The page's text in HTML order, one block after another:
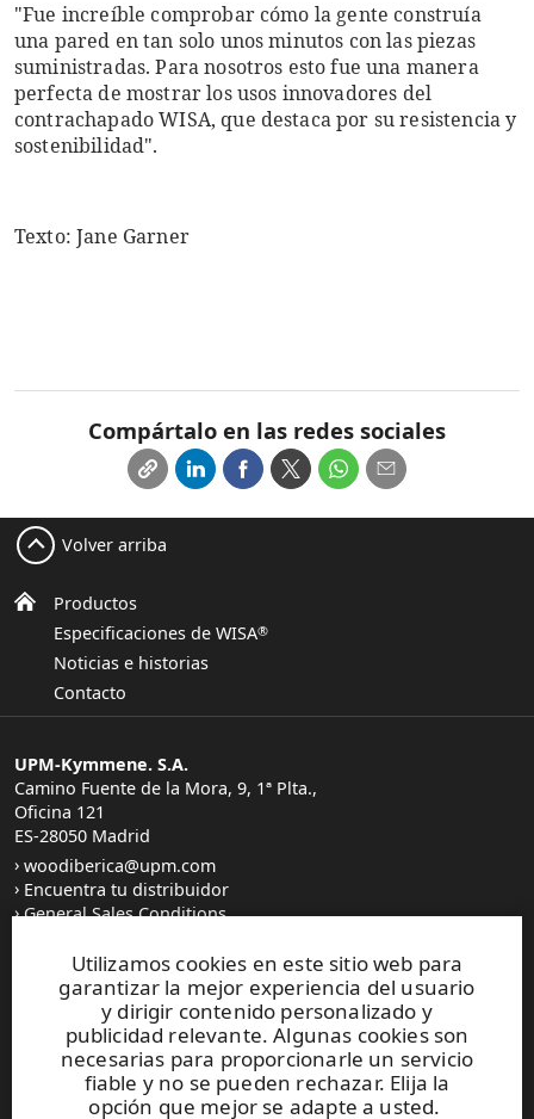
"Fue increíble comprobar cómo la gente construía
una pared en tan solo unos minutos con las piezas
suministradas. Para nosotros esto fue una manera
perfecta de mostrar los usos innovadores del
contrachapado WISA, que destaca por su resistencia y
sostenibilidad".
Texto: Jane Garner
Compártalo en las redes sociales
Utilizamos cookies en este sitio web para
garantizar la mejor experiencia del usuario
y dirigir contenido personalizado y
publicidad relevante. Algunas cookies son
necesarias para proporcionarle un servicio
fiable y no se pueden rechazar. Elija la
opción que mejor se adapte a usted.
Productos
Especificaciones de WISA®
Noticias e historias
Contacto
Volver arriba
UPM-Kymmene. S.A.
Camino Fuente de la Mora, 9, 1ª Plta.,
Oficina 121
ES-28050 Madrid
woodiberica@upm.com
Encuentra tu distribuidor
General Sales Conditions
UPM Code of Conduct